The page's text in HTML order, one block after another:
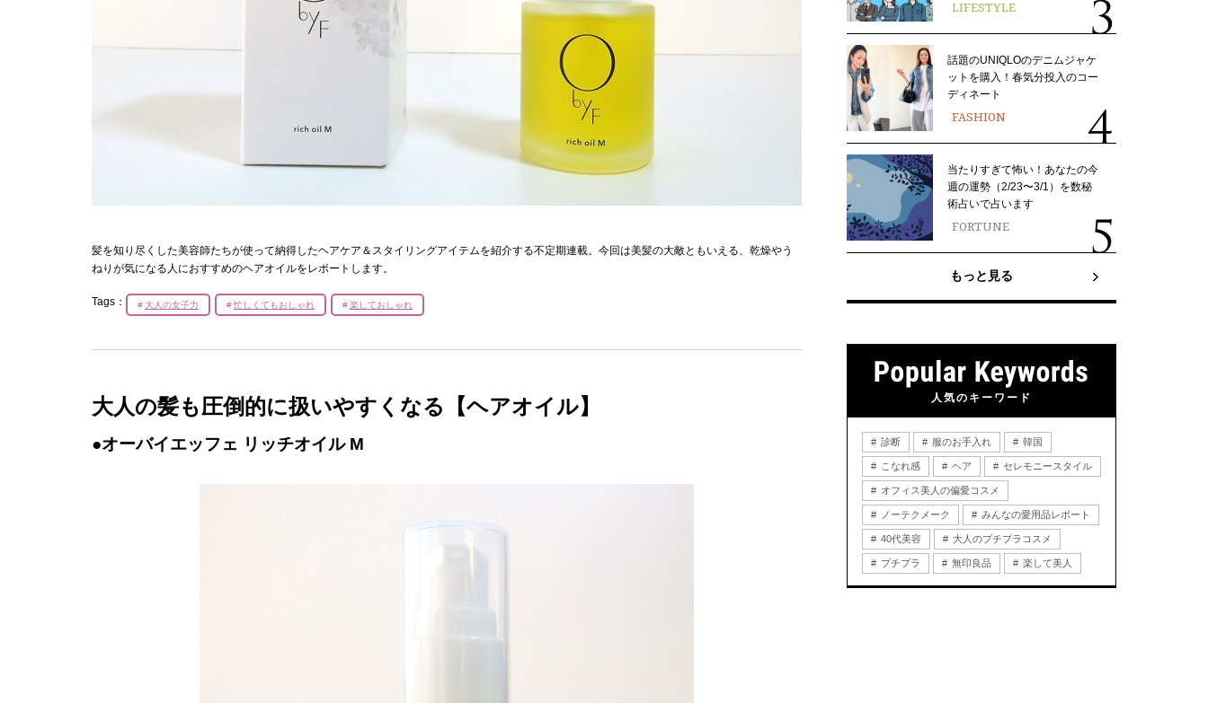
髪を知り尽くした美容師たちが使って納得したヘアケア＆スタイリングアイテムを紹介する不定期連載。今回は美髪の大敵ともいえる、乾燥やう
ねりが気になる人におすすめのヘアオイルをレポートします。
Tags： 大人の女子力 忙しくてもおしゃれ 楽しておしゃれ
大人の髪も圧倒的に扱いやすくなる【ヘアオイル】
●オーバイエッフェ リッチオイル M
LIFESTYLE
話題のUNIQLOのデニムジャケ
ットを購入！春気分投入のコー
ディネート
FASHION
当たりすぎて怖い！あなたの今
週の運勢（2/23〜3/1）を数秘
術占いで占います
FORTUNE
もっと見る
人気のキーワード
診断 服のお手入れ 韓国
こなれ感 ヘア セレモニースタイル
オフィス美人の偏愛コスメ
ノーテクメーク みんなの愛用品レポート
40代美容 大人のプチプラコスメ
プチプラ 無印良品 楽して美人